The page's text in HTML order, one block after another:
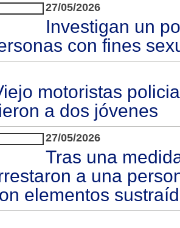
27/05/2026
Investigan un
con fines
motoristas
a dos jóvenes
27/05/2026
Tras una
a una
elementos